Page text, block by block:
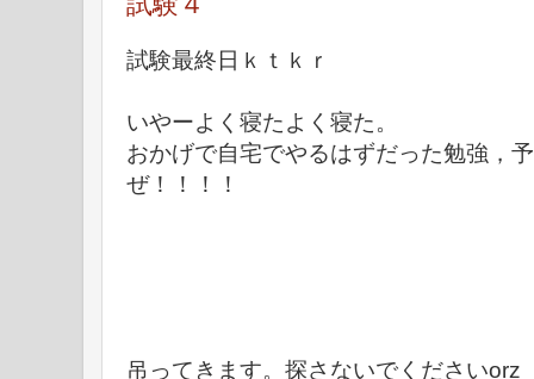
試験最終日ｋｔｋｒ
いやーよく寝たよく寝た。
おかげで自宅でやるはずだった勉強，
ぜ！！！！
吊ってきます。探さないでくださいorz